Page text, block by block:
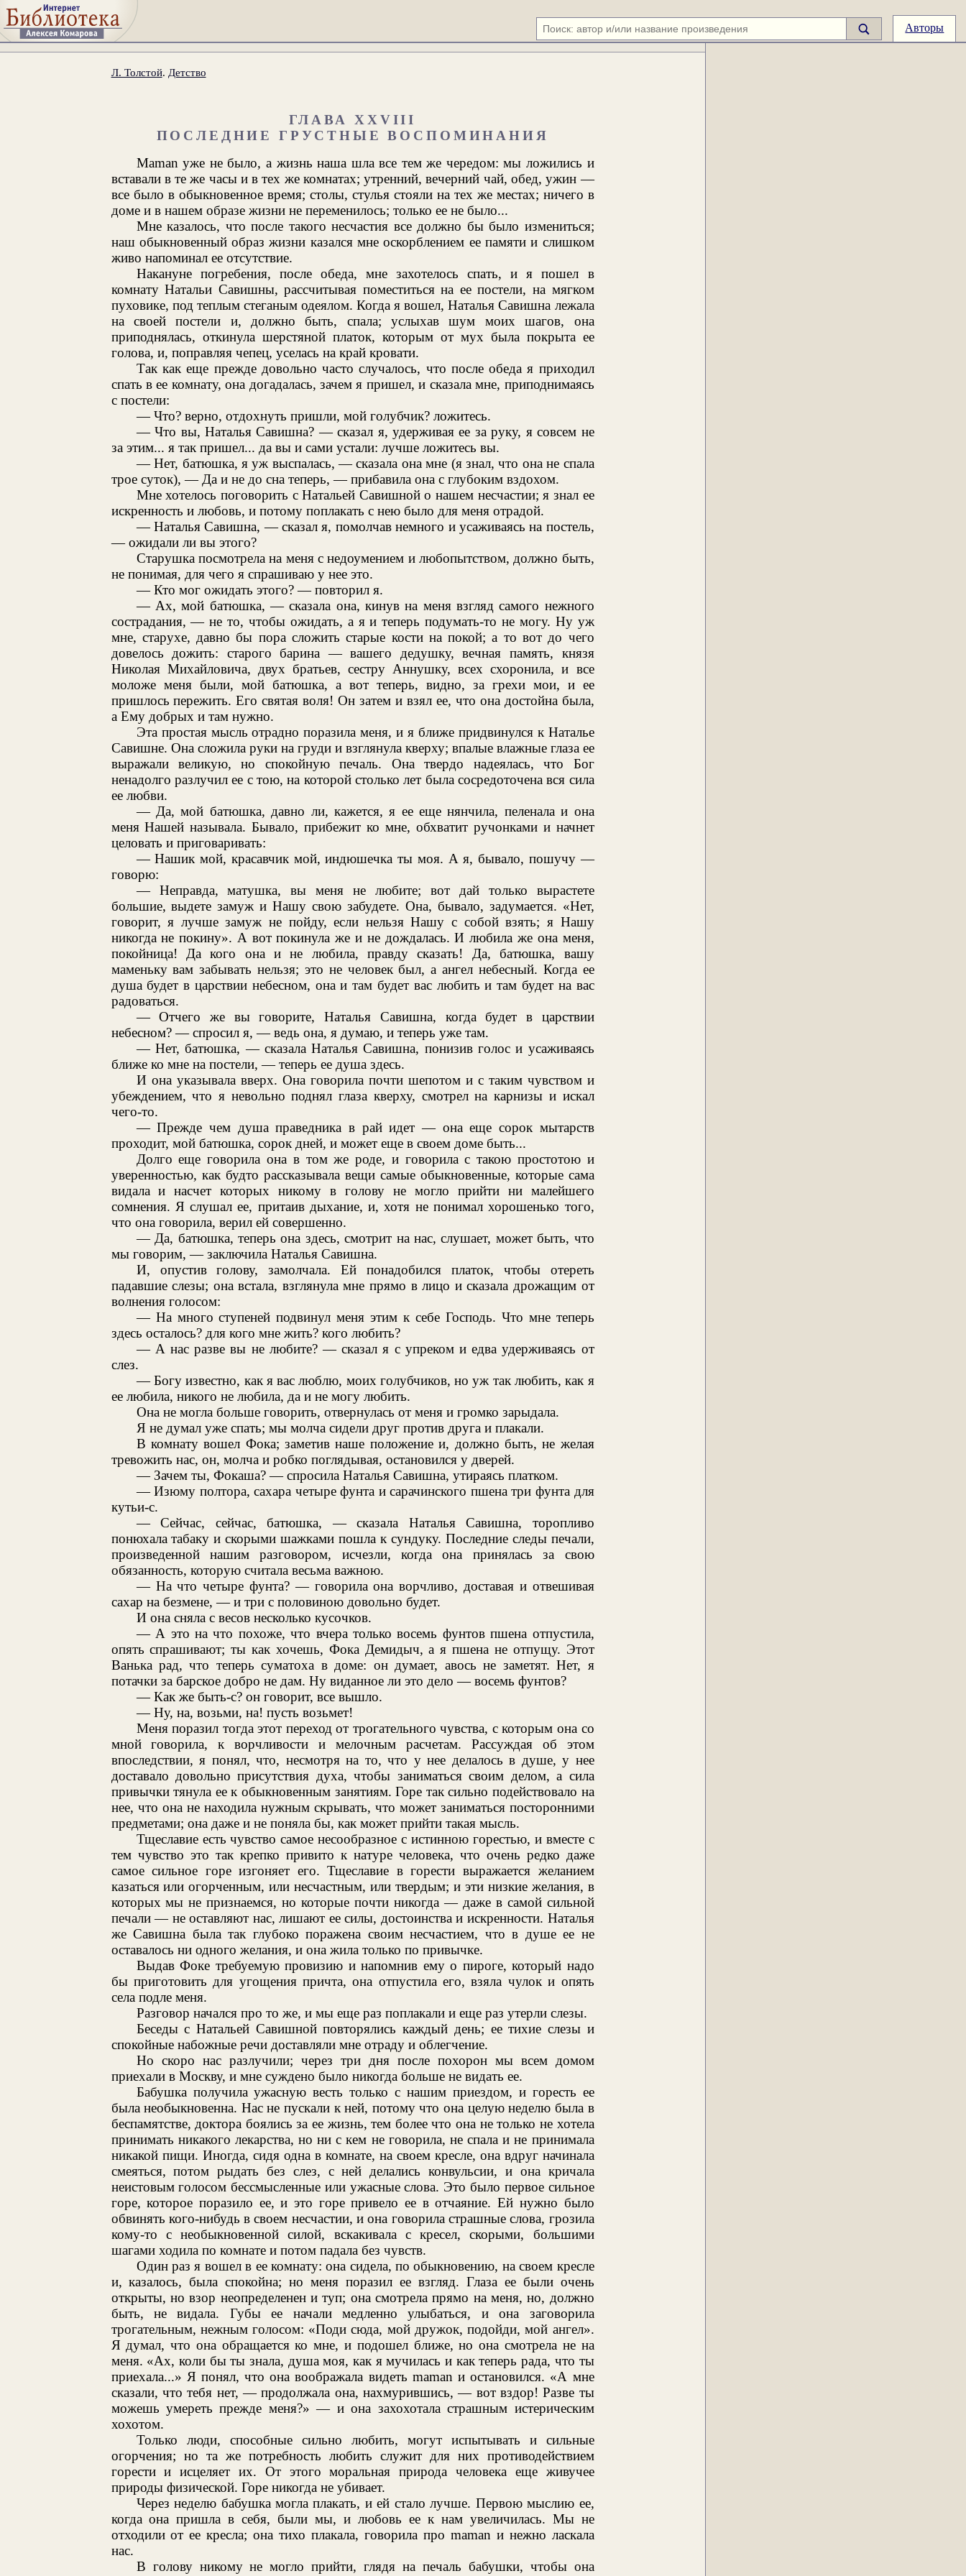
Авторы
Л. Толстой. Детство
ГЛАВА XXVIII
ПОСЛЕДНИЕ ГРУСТНЫЕ ВОСПОМИНАНИЯ
Maman уже не было, а жизнь наша шла все тем же чередом: мы ложились и
вставали в те же часы и в тех же комнатах; утренний, вечерний чай, обед, ужин —
все было в обыкновенное время; столы, стулья стояли на тех же местах; ничего в
доме и в нашем образе жизни не переменилось; только ее не было...
Мне казалось, что после такого несчастия все должно бы было измениться;
наш обыкновенный образ жизни казался мне оскорблением ее памяти и слишком
живо напоминал ее отсутствие.
Накануне погребения, после обеда, мне захотелось спать, и я пошел в
комнату Натальи Савишны, рассчитывая поместиться на ее постели, на мягком
пуховике, под теплым стеганым одеялом. Когда я вошел, Наталья Савишна лежала
на своей постели и, должно быть, спала; услыхав шум моих шагов, она
приподнялась, откинула шерстяной платок, которым от мух была покрыта ее
голова, и, поправляя чепец, уселась на край кровати.
Так как еще прежде довольно часто случалось, что после обеда я приходил
спать в ее комнату, она догадалась, зачем я пришел, и сказала мне, приподнимаясь
с постели:
— Что? верно, отдохнуть пришли, мой голубчик? ложитесь.
— Что вы, Наталья Савишна? — сказал я, удерживая ее за руку, я совсем не
за этим... я так пришел... да вы и сами устали: лучше ложитесь вы.
— Нет, батюшка, я уж выспалась, — сказала она мне (я знал, что она не спала
трое суток), — Да и не до сна теперь, — прибавила она с глубоким вздохом.
Мне хотелось поговорить с Натальей Савишной о нашем несчастии; я знал ее
искренность и любовь, и потому поплакать с нею было для меня отрадой.
— Наталья Савишна, — сказал я, помолчав немного и усаживаясь на постель,
— ожидали ли вы этого?
Старушка посмотрела на меня с недоумением и любопытством, должно быть,
не понимая, для чего я спрашиваю у нее это.
— Кто мог ожидать этого? — повторил я.
— Ах, мой батюшка, — сказала она, кинув на меня взгляд самого нежного
сострадания, — не то, чтобы ожидать, а я и теперь подумать-то не могу. Ну уж
мне, старухе, давно бы пора сложить старые кости на покой; а то вот до чего
довелось дожить: старого барина — вашего дедушку, вечная память, князя
Николая Михайловича, двух братьев, сестру Аннушку, всех схоронила, и все
моложе меня были, мой батюшка, а вот теперь, видно, за грехи мои, и ее
пришлось пережить. Его святая воля! Он затем и взял ее, что она достойна была,
а Ему добрых и там нужно.
Эта простая мысль отрадно поразила меня, и я ближе придвинулся к Наталье
Савишне. Она сложила руки на груди и взглянула кверху; впалые влажные глаза ее
выражали великую, но спокойную печаль. Она твердо надеялась, что Бог
ненадолго разлучил ее с тою, на которой столько лет была сосредоточена вся сила
ее любви.
— Да, мой батюшка, давно ли, кажется, я ее еще нянчила, пеленала и она
меня Нашей называла. Бывало, прибежит ко мне, обхватит ручонками и начнет
целовать и приговаривать:
— Нашик мой, красавчик мой, индюшечка ты моя. А я, бывало, пошучу —
говорю:
— Неправда, матушка, вы меня не любите; вот дай только вырастете
большие, выдете замуж и Нашу свою забудете. Она, бывало, задумается. «Нет,
говорит, я лучше замуж не пойду, если нельзя Нашу с собой взять; я Нашу
никогда не покину». А вот покинула же и не дождалась. И любила же она меня,
покойница! Да кого она и не любила, правду сказать! Да, батюшка, вашу
маменьку вам забывать нельзя; это не человек был, а ангел небесный. Когда ее
душа будет в царствии небесном, она и там будет вас любить и там будет на вас
радоваться.
— Отчего же вы говорите, Наталья Савишна, когда будет в царствии
небесном? — спросил я, — ведь она, я думаю, и теперь уже там.
— Нет, батюшка, — сказала Наталья Савишна, понизив голос и усаживаясь
ближе ко мне на постели, — теперь ее душа здесь.
И она указывала вверх. Она говорила почти шепотом и с таким чувством и
убеждением, что я невольно поднял глаза кверху, смотрел на карнизы и искал
чего-то.
— Прежде чем душа праведника в рай идет — она еще сорок мытарств
проходит, мой батюшка, сорок дней, и может еще в своем доме быть...
Долго еще говорила она в том же роде, и говорила с такою простотою и
уверенностью, как будто рассказывала вещи самые обыкновенные, которые сама
видала и насчет которых никому в голову не могло прийти ни малейшего
сомнения. Я слушал ее, притаив дыхание, и, хотя не понимал хорошенько того,
что она говорила, верил ей совершенно.
— Да, батюшка, теперь она здесь, смотрит на нас, слушает, может быть, что
мы говорим, — заключила Наталья Савишна.
И, опустив голову, замолчала. Ей понадобился платок, чтобы отереть
падавшие слезы; она встала, взглянула мне прямо в лицо и сказала дрожащим от
волнения голосом:
— На много ступеней подвинул меня этим к себе Господь. Что мне теперь
здесь осталось? для кого мне жить? кого любить?
— А нас разве вы не любите? — сказал я с упреком и едва удерживаясь от
слез.
— Богу известно, как я вас люблю, моих голубчиков, но уж так любить, как я
ее любила, никого не любила, да и не могу любить.
Она не могла больше говорить, отвернулась от меня и громко зарыдала.
Я не думал уже спать; мы молча сидели друг против друга и плакали.
В комнату вошел Фока; заметив наше положение и, должно быть, не желая
тревожить нас, он, молча и робко поглядывая, остановился у дверей.
— Зачем ты, Фокаша? — спросила Наталья Савишна, утираясь платком.
— Изюму полтора, сахара четыре фунта и сарачинского пшена три фунта для
кутьи-с.
— Сейчас, сейчас, батюшка, — сказала Наталья Савишна, торопливо
понюхала табаку и скорыми шажками пошла к сундуку. Последние следы печали,
произведенной нашим разговором, исчезли, когда она принялась за свою
обязанность, которую считала весьма важною.
— На что четыре фунта? — говорила она ворчливо, доставая и отвешивая
сахар на безмене, — и три с половиною довольно будет.
И она сняла с весов несколько кусочков.
— А это на что похоже, что вчера только восемь фунтов пшена отпустила,
опять спрашивают; ты как хочешь, Фока Демидыч, а я пшена не отпущу. Этот
Ванька рад, что теперь суматоха в доме: он думает, авось не заметят. Нет, я
потачки за барское добро не дам. Ну виданное ли это дело — восемь фунтов?
— Как же быть-с? он говорит, все вышло.
— Ну, на, возьми, на! пусть возьмет!
Меня поразил тогда этот переход от трогательного чувства, с которым она со
мной говорила, к ворчливости и мелочным расчетам. Рассуждая об этом
впоследствии, я понял, что, несмотря на то, что у нее делалось в душе, у нее
доставало довольно присутствия духа, чтобы заниматься своим делом, а сила
привычки тянула ее к обыкновенным занятиям. Горе так сильно подействовало на
нее, что она не находила нужным скрывать, что может заниматься посторонними
предметами; она даже и не поняла бы, как может прийти такая мысль.
Тщеславие есть чувство самое несообразное с истинною горестью, и вместе с
тем чувство это так крепко привито к натуре человека, что очень редко даже
самое сильное горе изгоняет его. Тщеславие в горести выражается желанием
казаться или огорченным, или несчастным, или твердым; и эти низкие желания, в
которых мы не признаемся, но которые почти никогда — даже в самой сильной
печали — не оставляют нас, лишают ее силы, достоинства и искренности. Наталья
же Савишна была так глубоко поражена своим несчастием, что в душе ее не
оставалось ни одного желания, и она жила только по привычке.
Выдав Фоке требуемую провизию и напомнив ему о пироге, который надо
бы приготовить для угощения причта, она отпустила его, взяла чулок и опять
села подле меня.
Разговор начался про то же, и мы еще раз поплакали и еще раз утерли слезы.
Беседы с Натальей Савишной повторялись каждый день; ее тихие слезы и
спокойные набожные речи доставляли мне отраду и облегчение.
Но скоро нас разлучили; через три дня после похорон мы всем домом
приехали в Москву, и мне суждено было никогда больше не видать ее.
Бабушка получила ужасную весть только с нашим приездом, и горесть ее
была необыкновенна. Нас не пускали к ней, потому что она целую неделю была в
беспамятстве, доктора боялись за ее жизнь, тем более что она не только не хотела
принимать никакого лекарства, но ни с кем не говорила, не спала и не принимала
никакой пищи. Иногда, сидя одна в комнате, на своем кресле, она вдруг начинала
смеяться, потом рыдать без слез, с ней делались конвульсии, и она кричала
неистовым голосом бессмысленные или ужасные слова. Это было первое сильное
горе, которое поразило ее, и это горе привело ее в отчаяние. Ей нужно было
обвинять кого-нибудь в своем несчастии, и она говорила страшные слова, грозила
кому-то с необыкновенной силой, вскакивала с кресел, скорыми, большими
шагами ходила по комнате и потом падала без чувств.
Один раз я вошел в ее комнату: она сидела, по обыкновению, на своем кресле
и, казалось, была спокойна; но меня поразил ее взгляд. Глаза ее были очень
открыты, но взор неопределенен и туп; она смотрела прямо на меня, но, должно
быть, не видала. Губы ее начали медленно улыбаться, и она заговорила
трогательным, нежным голосом: «Поди сюда, мой дружок, подойди, мой ангел».
Я думал, что она обращается ко мне, и подошел ближе, но она смотрела не на
меня. «Ах, коли бы ты знала, душа моя, как я мучилась и как теперь рада, что ты
приехала...» Я понял, что она воображала видеть maman и остановился. «А мне
сказали, что тебя нет, — продолжала она, нахмурившись, — вот вздор! Разве ты
можешь умереть прежде меня?» — и она захохотала страшным истерическим
хохотом.
Только люди, способные сильно любить, могут испытывать и сильные
огорчения; но та же потребность любить служит для них противодействием
горести и исцеляет их. От этого моральная природа человека еще живучее
природы физической. Горе никогда не убивает.
Через неделю бабушка могла плакать, и ей стало лучше. Первою мыслию ее,
когда она пришла в себя, были мы, и любовь ее к нам увеличилась. Мы не
отходили от ее кресла; она тихо плакала, говорила про maman и нежно ласкала
нас.
В голову никому не могло прийти, глядя на печаль бабушки, чтобы она